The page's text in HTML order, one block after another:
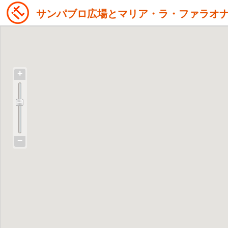
サンパブロ広場とマリア・ラ・ファラオ
+
−